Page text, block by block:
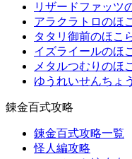
リザードファッツ
アラクラトロのほ
タタリ御前のほこ
イズライールのほ
メタルつむりのほ
ゆうれいせんちょ
錬金百式攻略
錬金百式攻略一覧
怪人編攻略